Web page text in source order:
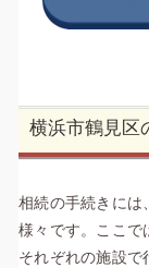
横浜市鶴見区
相続の手続きには
様々です。ここで
それぞれの施設で